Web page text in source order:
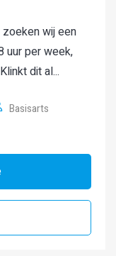
wij een
uur per week,
dit al...
Basisarts